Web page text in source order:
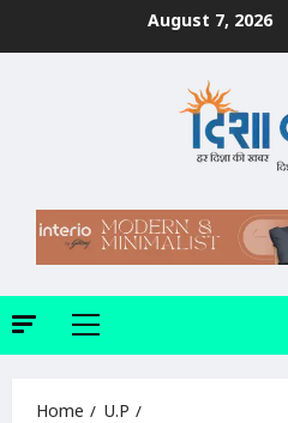
August 7, 2026
Primary
Home
U.P